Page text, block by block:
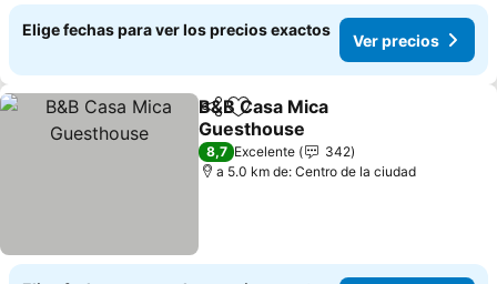
Elige fechas para ver los precios exactos
Ver precios
CompartirAgregar a favoritos
B&B Casa Mica
Guesthouse
Ver precios
8,7 Excelente
342
a 5.0 km de: Centro de la ciudad